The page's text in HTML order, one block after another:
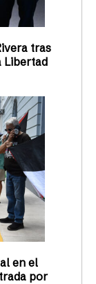
tras
Libertad
en el
por